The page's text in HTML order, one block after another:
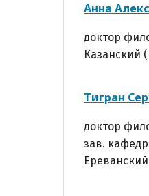
Анна
доктор
Казанский
Тигран
доктор
зав.